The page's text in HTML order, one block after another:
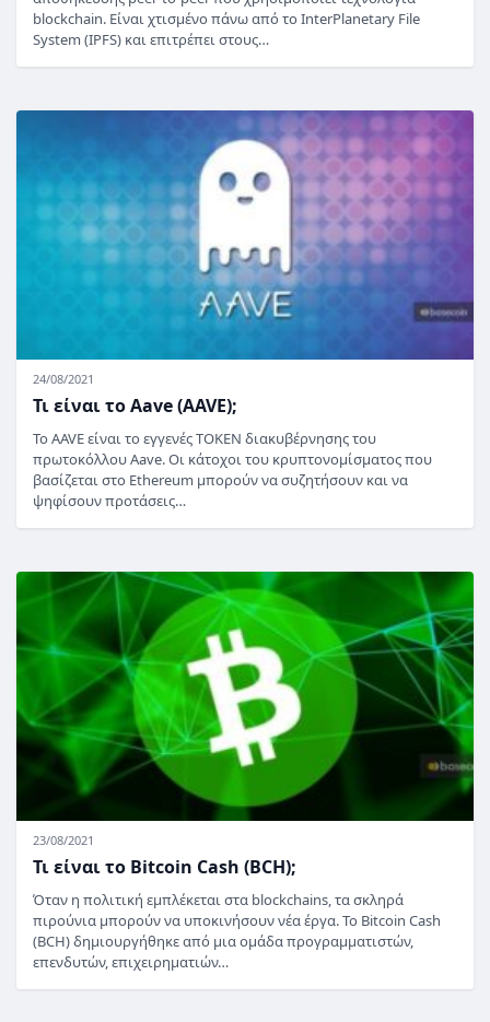
blockchain. Είναι χτισμένο πάνω από το InterPlanetary File
System (IPFS) και επιτρέπει στους…
24/08/2021
Τι είναι το Aave (AAVE);
Το AAVE είναι το εγγενές TOKEN διακυβέρνησης του
πρωτοκόλλου Aave. Οι κάτοχοι του κρυπτονομίσματος που
βασίζεται στο Ethereum μπορούν να συζητήσουν και να
ψηφίσουν προτάσεις…
23/08/2021
Τι είναι το Bitcoin Cash (BCH);
Όταν η πολιτική εμπλέκεται στα blockchains, τα σκληρά
πιρούνια μπορούν να υποκινήσουν νέα έργα. Το Bitcoin Cash
(BCH) δημιουργήθηκε από μια ομάδα προγραμματιστών,
επενδυτών, επιχειρηματιών…